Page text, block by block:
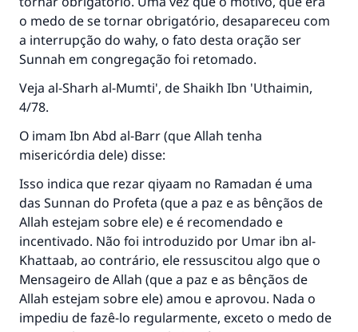
o medo de se tornar obrigatório, desapareceu com
a interrupção do wahy, o fato desta oração ser
Sunnah em congregação foi retomado.
Veja al-Sharh al-Mumti', de Shaikh Ibn 'Uthaimin,
4/78.
O imam Ibn Abd al-Barr (que Allah tenha
misericórdia dele) disse:
Isso indica que rezar qiyaam no Ramadan é uma
das Sunnan do Profeta (que a paz e as bênçãos de
Allah estejam sobre ele) e é recomendado e
incentivado. Não foi introduzido por Umar ibn al-
Khattaab, ao contrário, ele ressuscitou algo que o
Mensageiro de Allah (que a paz e as bênçãos de
Allah estejam sobre ele) amou e aprovou. Nada o
impediu de fazê-lo regularmente, exceto o medo de